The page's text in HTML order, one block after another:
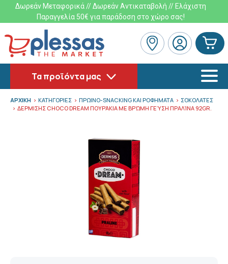
Δωρεάν Μεταφορικά // Δωρεάν Αντικαταβολή // Ελάχιστη
Παραγγελία 50€ για παράδοση στο χώρο σας!
Τα προϊόντα μας
ΑΡΧΙΚΗ ΚΑΤΗΓΟΡΙΕΣ ΠΡΩΙΝΟ-SNACKING ΚΑΙ ΡΟΦΗΜΑΤΑ
ΣΟΚΟΛΑΤΕΣ
ΔΕΡΜΙΣΗΣ CHOCO DREAM ΠΟΥΡΆΚΙΑ ΜΕ ΒΡΏΜΗ ΓΕΎΣΗ ΠΡΑΛΊΝΑ 92GR.